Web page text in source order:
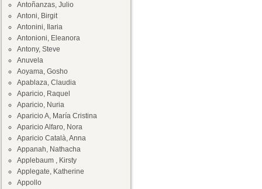
Antoñanzas, Julio
Antoni, Birgit
Antonini, Ilaria
Antonioni, Eleanora
Antony, Steve
Anuvela
Aoyama, Gosho
Apablaza, Claudia
Aparicio, Raquel
Aparicio, Nuria
Aparicio A, María Cristina
Aparicio Alfaro, Nora
Aparicio Català, Anna
Appanah, Nathacha
Applebaum , Kirsty
Applegate, Katherine
Appollo